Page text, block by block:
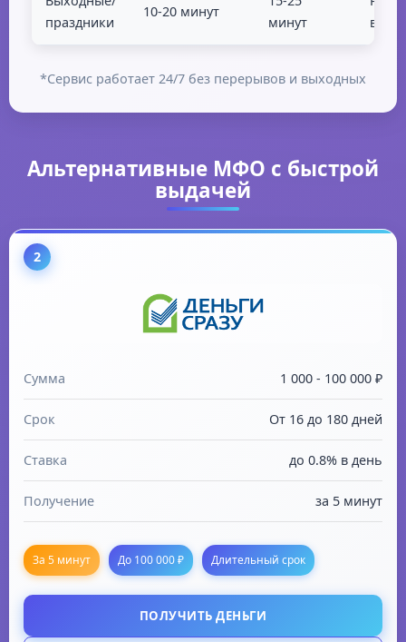
праздники
10-20 минут
минут
*Сервис работает 24/7 без перерывов и выходных
Альтернативные МФО с быстрой
выдачей
2
Сумма 1 000 - 100 000 ₽
Срок От 16 до 180 дней
Ставка до 0.8% в день
Получение за 5 минут
За 5 минут До 100 000 ₽ Длительный срок
ПОЛУЧИТЬ ДЕНЬГИ